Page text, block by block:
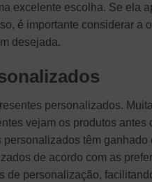
excelente escolha. Se ela
é importante considerar a
desejada.
personalizados.
vejam os produtos antes
têm ganhado
de acordo com as
de personalização,